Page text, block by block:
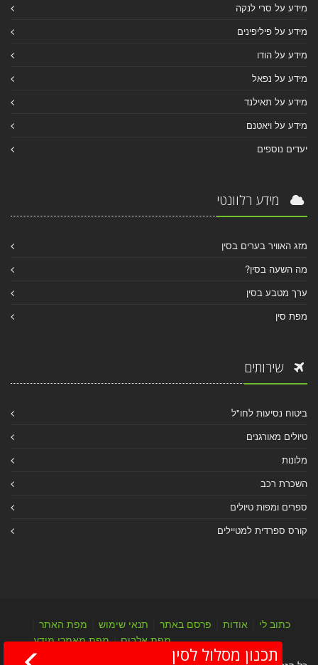
מידע על סרי לנקה
מידע על פיליפינים
מידע על הודו
מידע על נפאל
מידע על תאילנד
מידע על ויאטנם
יעדים נוספים
מידע רלוונטי
מזג האוויר בערים בסין
מה השעה בסין?
ערך מטבע בסין
מפת סין
שירותים
ביטוח נסיעות לחו"ל
טיולים מאורגנים
מלונות
השכרת רכב
ספרים ומפות טיולים
קורס ספרדית למטיילים
כתוב לי אודות פרסם באתר תנאי שימוש מפת האתר
מפת אלבום|מפת מאמרי מידע
תכנון מסלול לסין